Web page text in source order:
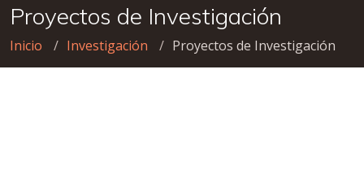
Proyectos de Investigación
Inicio Investigación Proyectos de Investigación